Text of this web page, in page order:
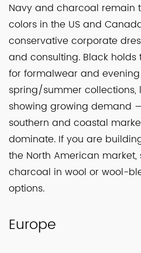
Navy and charcoal remain
colors in the US and
conservative corporate
and consulting. Black
for formalwear and evening
spring/summer
showing growing demand
southern and coastal
dominate. If you are
the North American
charcoal in wool or wool-
options.
Europe